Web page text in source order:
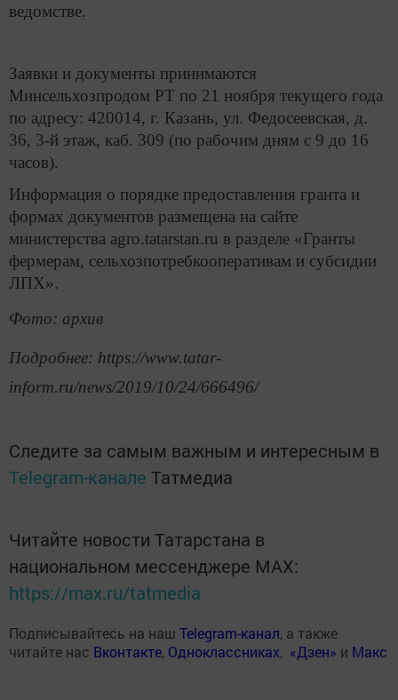
ведомстве.
Заявки и документы принимаются
Минсельхозпродом РТ по 21 ноября текущего года
по адресу: 420014, г. Казань, ул. Федосеевская, д.
36, 3-й этаж, каб. 309 (по рабочим дням с 9 до 16
часов).
Информация о порядке предоставления гранта и
формах документов размещена на сайте
министерства agro.tatarstan.ru в разделе «Гранты
фермерам, сельхозпотребкооперативам и субсидии
ЛПХ».
Фото: архив
Подробнее: https://www.tatar-
inform.ru/news/2019/10/24/666496/
Следите за самым важным и интересным в
Telegram-канале Татмедиа
Читайте новости Татарстана в
национальном мессенджере MАХ:
https://max.ru/tatmedia
Подписывайтесь на наш Telegram-канал, а также
читайте нас Вконтакте, Одноклассниках, «Дзен» и Макс